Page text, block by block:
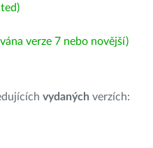
verze 7 nebo novější)
vydaných verzích: